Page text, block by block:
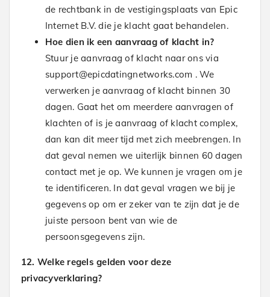
de rechtbank in de vestigingsplaats van Epic
Internet B.V. die je klacht gaat behandelen.
Hoe dien ik een aanvraag of klacht in?
Stuur je aanvraag of klacht naar ons via
support@epicdatingnetworks.com . We
verwerken je aanvraag of klacht binnen 30
dagen. Gaat het om meerdere aanvragen of
klachten of is je aanvraag of klacht complex,
dan kan dit meer tijd met zich meebrengen. In
dat geval nemen we uiterlijk binnen 60 dagen
contact met je op. We kunnen je vragen om je
te identificeren. In dat geval vragen we bij je
gegevens op om er zeker van te zijn dat je de
juiste persoon bent van wie de
persoonsgegevens zijn.
12. Welke regels gelden voor deze
privacyverklaring?